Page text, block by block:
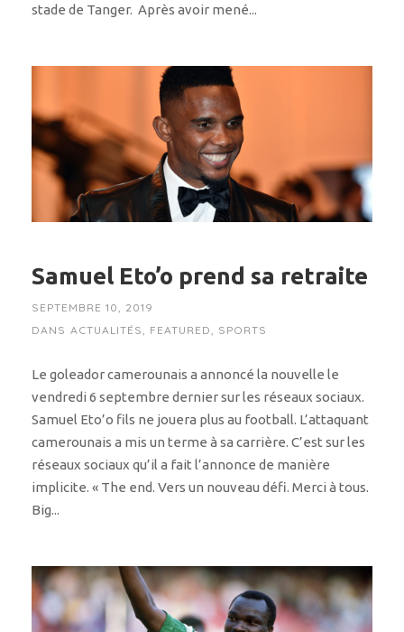
stade de Tanger. Après avoir mené...
Samuel Eto’o prend sa retraite
SEPTEMBRE 10, 2019
DANS ACTUALITÉS, FEATURED, SPORTS
Le goleador camerounais a annoncé la nouvelle le
vendredi 6 septembre dernier sur les réseaux sociaux.
Samuel Eto’o fils ne jouera plus au football. L’attaquant
camerounais a mis un terme à sa carrière. C’est sur les
réseaux sociaux qu’il a fait l’annonce de manière
implicite. « The end. Vers un nouveau défi. Merci à tous.
Big...